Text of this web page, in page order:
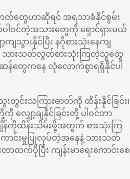
ဓာတ်တွေဟာဆိုရင် အရသာခံနိုင်စွမ်း
ဝင်တဲ့အသားတွေကို ရှောင်ရှားမယ်
ားနိုင်ပြီး နဂိုစားသုံးနေကျ
သားသတ်လွတ်စားသုံးကြတဲ့သူတွေ
န်တွေကနေ လုံလောက်စွာရရှိနိုင်ပါ
င်းသကြားဓာတ်ကို ထိန်းနိုင်ခြင်း၊
ကို လျှော့ချနိုင်ခြင်းတို့ ပါဝင်တာ
န်ကိုထိန်းသိမ်းဖို့အတွက် စားသုံးကြ
င်းမှုပြုလုပ်တဲ့အနေနဲ့ သားသတ်
ထက်ပိုပြီး ကျန်းမာရေးကောင်းစေ